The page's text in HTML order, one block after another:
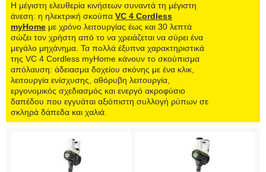
Η μέγιστη ελευθερία κινήσεων συναντά τη μέγιστη
άνεση: η ηλεκτρική σκούπα VC 4 Cordless
myHome με χρόνο λειτουργίας έως και 30 λεπτά
σώζει τον χρήστη από το να χρειάζεται να σύρει ένα
μεγάλο μηχάνημα. Τα πολλά έξυπνα χαρακτηριστικά
της VC 4 Cordless myHome κάνουν το σκούπισμα
απόλαυση: άδειασμα δοχείου σκόνης με ένα κλικ,
λειτουργία ενίσχυσης, αθόρυβη λειτουργία,
εργονομικός σχεδιασμός και ενεργό ακροφύσιο
δαπέδου που εγγυάται αξιόπιστη συλλογή ρύπων σε
σκληρά δάπεδα και χαλιά.